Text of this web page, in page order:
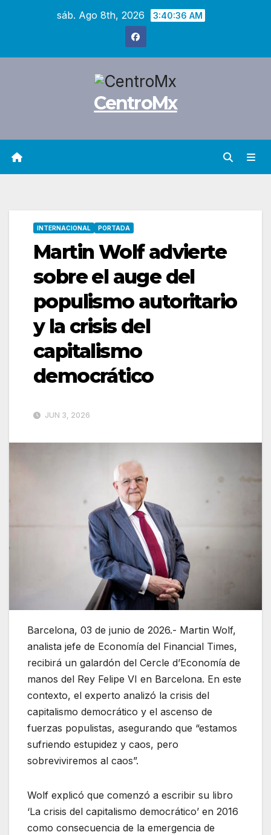
sáb. Ago 8th, 2026 3:40:38 AM
CentroMx
INTERNACIONAL PORTADA
Martin Wolf advierte
sobre el auge del
populismo autoritario
y la crisis del
capitalismo
democrático
JUN 3, 2026
Barcelona, 03 de junio de 2026.- Martin Wolf,
analista jefe de Economía del Financial Times,
recibirá un galardón del Cercle d’Economía de
manos del Rey Felipe VI en Barcelona. En este
contexto, el experto analizó la crisis del
capitalismo democrático y el ascenso de
fuerzas populistas, asegurando que “estamos
sufriendo estupidez y caos, pero
sobreviviremos al caos”.
Wolf explicó que comenzó a escribir su libro
‘La crisis del capitalismo democrático’ en 2016
como consecuencia de la emergencia de